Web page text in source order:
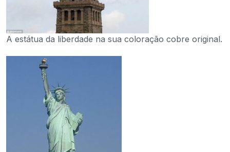
A estátua da liberdade na sua coloração cobre original.